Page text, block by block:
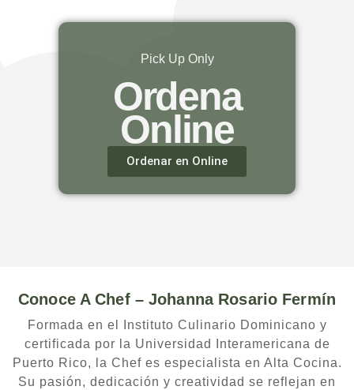
Pick Up Only
Ordena
Online
Ordenar en Online
Conoce A Chef – Johanna Rosario Fermín
Formada en el Instituto Culinario Dominicano y
certificada por la Universidad Interamericana de
Puerto Rico, la Chef es especialista en Alta Cocina.
Su pasión, dedicación y creatividad se reflejan en